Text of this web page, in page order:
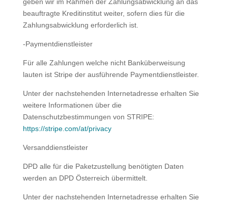
beauftragte Kreditinstitut weiter, sofern dies für die
Zahlungsabwicklung erforderlich ist.
-Paymentdienstleister
Für alle Zahlungen welche nicht Banküberweisung
lauten ist Stripe der ausführende Paymentdienstleister.
Unter der nachstehenden Internetadresse erhalten Sie
weitere Informationen über die
Datenschutzbestimmungen von STRIPE:
https://stripe.com/at/privacy
Versanddienstleister
DPD alle für die Paketzustellung benötigten Daten
werden an DPD Österreich übermittelt.
Unter der nachstehenden Internetadresse erhalten Sie